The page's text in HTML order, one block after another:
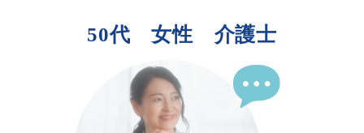
50代 女性 介護士